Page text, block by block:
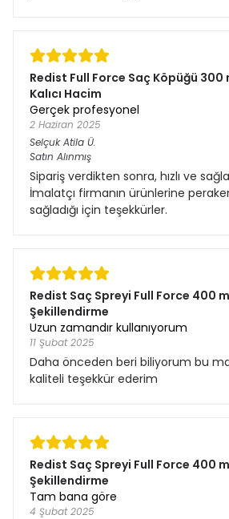
Redist Full Force Saç Köpüğü 300
Kalıcı Hacim
Gerçek profesyonel
2 Haziran 2025
Selçuk Atila Ü.
Satın Alınmış
Sipariş verdikten sonra, hızlı ve
İmalatçı firmanın ürünlerine
sağladığı için teşekkürler.
Redist Saç Spreyi Full Force 400
Şekillendirme
Uzun zamandır kullanıyorum
11 Şubat 2025
Daha önceden beri biliyorum bu
kaliteli teşekkür ederim
Redist Saç Spreyi Full Force 400
Şekillendirme
Tam bana göre
4 Şubat 2025